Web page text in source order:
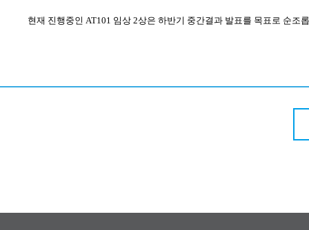
현재 진행중인 AT101 임상 2상은 하반기 중간결과 발표를 목표로 순조